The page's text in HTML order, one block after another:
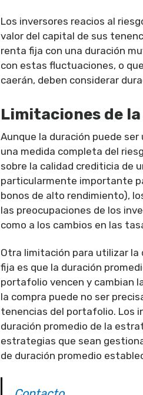
Los inversores reacios al
valor del capital de sus
renta fija con una duración
con estas fluctuaciones, o
caerán, deben considerar
Limitaciones de
Aunque la duración puede
una medida completa del
sobre la calidad crediticia de
particularmente importante
bonos de alto rendimiento),
las preocupaciones de los
como a los cambios en las
Otra limitación para utilizar
fija es que la duración
portafolio vencen y cambian
la compra puede no ser
tenencias del portafolio. Los
duración promedio de la
estrategias que sean
de duración promedio